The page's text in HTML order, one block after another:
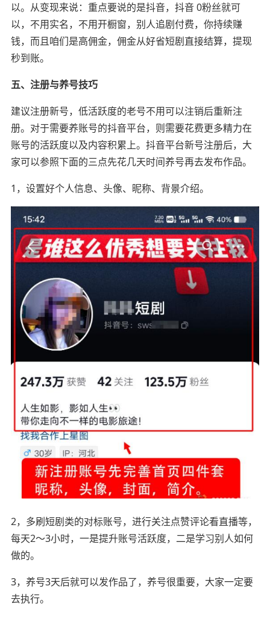
以。从变现来说：重点要说的是抖音，抖音 0粉丝就可
以，不用实名，不用开橱窗，别人追剧付费，你持续赚
钱，而且咱们是高佣金，佣金从好省短剧直接结算，提现
秒到账。
五、注册与养号技巧
建议注册新号，低活跃度的老号不用可以注销后重新注
册。对于需要养账号的抖音平台，则需要花费更多精力在
账号的活跃度以及内容积累上。抖音平台新号注册后，大
家可以参照下面的三点先花几天时间养号再去发布作品。
1，设置好个人信息、头像、昵称、背景介绍。
2，多刷短剧类的对标账号，进行关注点赞评论看直播等，
每天2～3小时，一是提升账号活跃度，二是学习别人如何
做的。
3，养号3天后就可以发作品了，养号很重要，大家一定要
去执行。